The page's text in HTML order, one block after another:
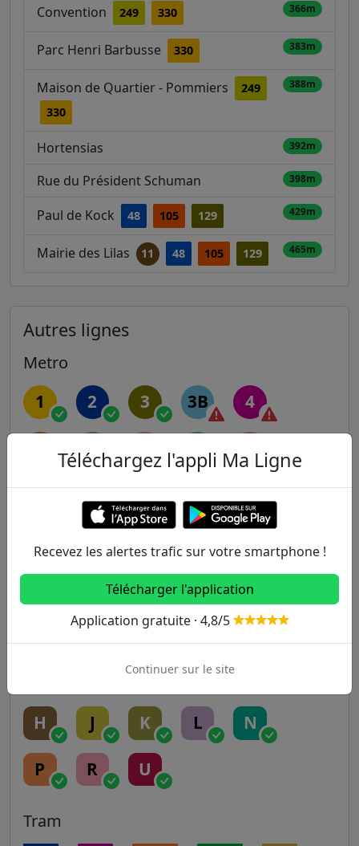
Convention 249 330 366m
Parc Henri Barbusse 330 383m
Maison de Quartier - Pommiers
249
330
388m
Hortensias 392m
Rue du Président Schuman 398m
Paul de Kock 48 105 129 429m
Mairie des Lilas 11 48 105 129 465m
Autres lignes
Metro
1 2 3 3B 4
6
9 10 11 12 13
B C D E
H J K L N
P R U
Tram
Téléchargez l'appli Ma Ligne
Recevez les alertes trafic sur votre smartphone !
Télécharger l'application
Application gratuite · 4,8/5
Continuer sur le site